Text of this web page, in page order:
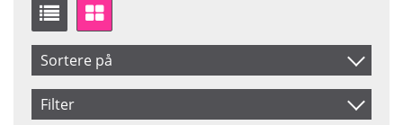
Sortere på
Produkt Nr.
Filter